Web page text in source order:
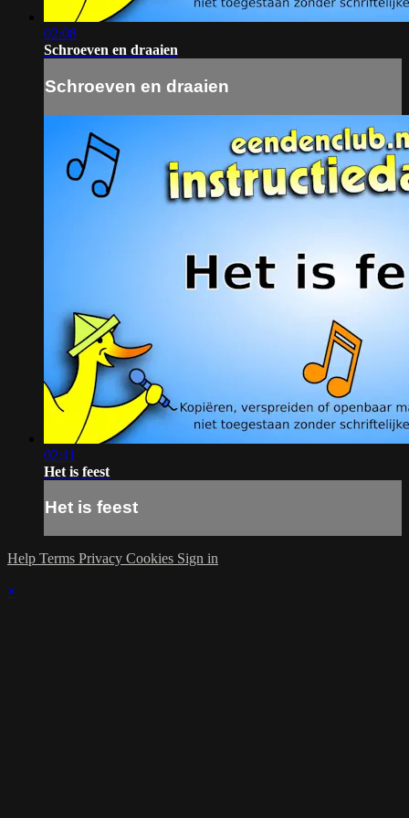
02:08
Schroeven en draaien
Schroeven en draaien
02:11
Het is feest
Het is feest
Help Terms Privacy Cookies Sign in
×